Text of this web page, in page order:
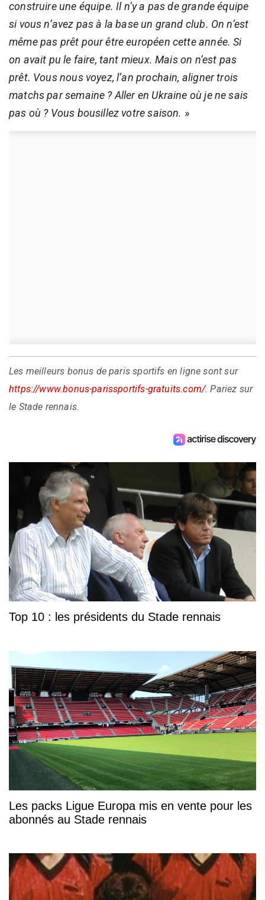
construire une équipe. Il n’y a pas de grande équipe
si vous n’avez pas à la base un grand club. On n’est
même pas prêt pour être européen cette année. Si
on avait pu le faire, tant mieux. Mais on n’est pas
prêt. Vous nous voyez, l’an prochain, aligner trois
matchs par semaine ? Aller en Ukraine où je ne sais
pas où ? Vous bousillez votre saison. »
Les meilleurs bonus de paris sportifs en ligne sont sur
https://www.bonus-parissportifs-gratuits.com/. Pariez sur
le Stade rennais.
Top 10 : les présidents du Stade rennais
Les packs Ligue Europa mis en vente pour les
abonnés au Stade rennais